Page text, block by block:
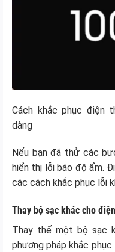
Cách khắc phục điện
dàng
Nếu bạn đã thử các
hiển thị lỗi báo độ ẩm.
các cách khắc phục lỗi
Thay bộ sạc khác cho
Thay thế một bộ sạc
phương pháp khắc phục